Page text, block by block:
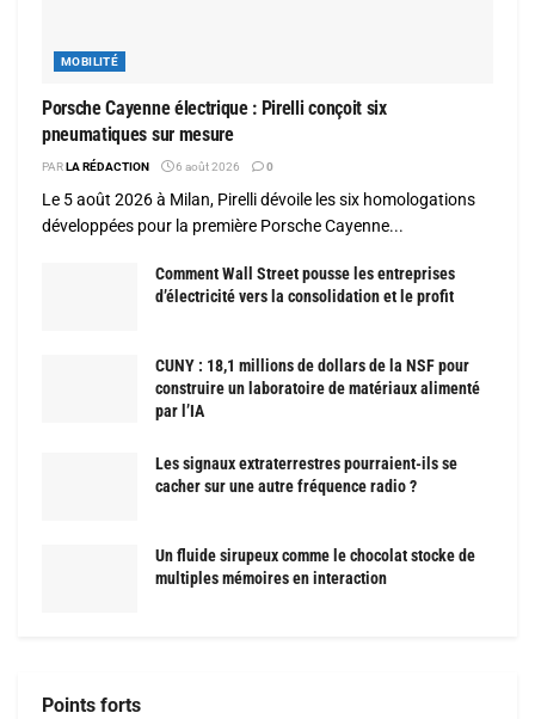
MOBILITÉ
Porsche Cayenne électrique : Pirelli conçoit six
pneumatiques sur mesure
PARLA RÉDACTION 6 août 2026 0
Le 5 août 2026 à Milan, Pirelli dévoile les six homologations
développées pour la première Porsche Cayenne...
Comment Wall Street pousse les entreprises
d’électricité vers la consolidation et le profit
CUNY : 18,1 millions de dollars de la NSF pour
construire un laboratoire de matériaux alimenté
par l’IA
Les signaux extraterrestres pourraient-ils se
cacher sur une autre fréquence radio ?
Un fluide sirupeux comme le chocolat stocke de
multiples mémoires en interaction
Points forts